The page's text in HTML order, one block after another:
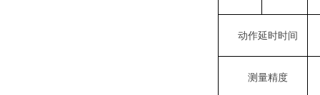
动作延时时间
测量精度